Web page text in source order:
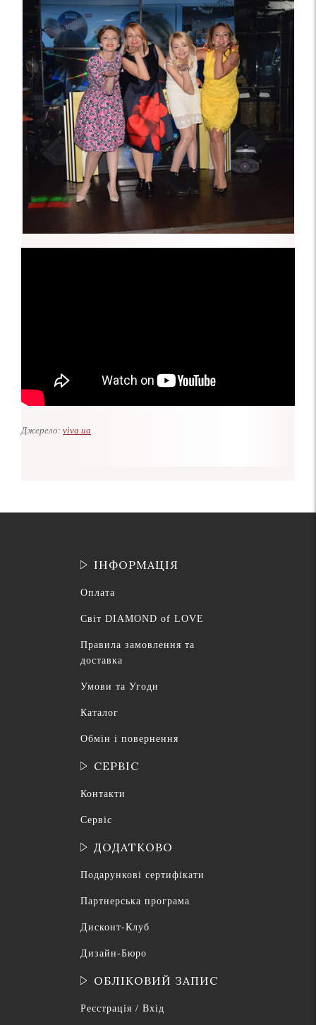
Джерело: viva.ua
ІНФОРМАЦІЯ
Оплата
Світ DIAMOND of LOVE
Правила замовлення та
доставка
Умови та Угоди
Каталог
Обмін і повернення
СЕРВІС
Контакти
Сервіс
ДОДАТКОВО
Подарункові сертифікати
Партнерська програма
Дисконт-Клуб
Дизайн-Бюро
ОБЛІКОВИЙ ЗАПИС
Реєстрація / Вхід